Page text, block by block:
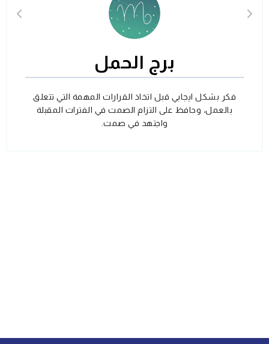
برج الحمل
فكر بشكل ايجابي قبل اتخاذ القرارات المهمة التي تتعلق
بالعمل، وحافظ على التزام الصمت في الفترات المقبلة
واجتهد في صمت.